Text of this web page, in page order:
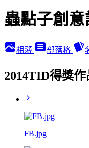
蟲點子創
相簿 部落格
2014TID得獎
FB.jpg